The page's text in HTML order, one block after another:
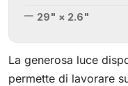
29" × 2.6"
La generosa luce
permette di lavorare